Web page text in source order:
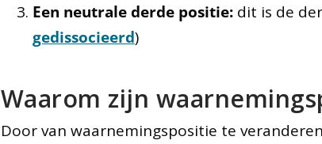
Een neutrale derde positie:dit is de
gedissocieerd)
Waarom zijn
Door van waarnemingspositie te